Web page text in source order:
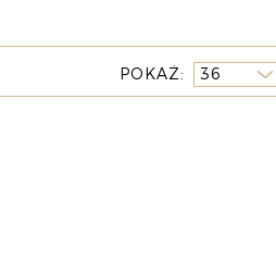
a jednocześnie zachowuje
sportowym wydechem z
SUV-a, a pełny body kit nada
aby ich Volkswagen T-Roc
tuningu premium.
POKAŻ